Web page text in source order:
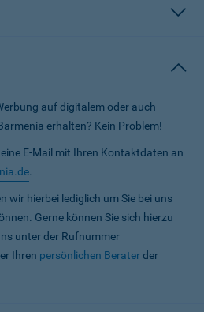
auf digitalem oder auch
erhalten? Kein Problem!
E-Mail mit Ihren Kontaktdaten an
.
wir hierbei lediglich um Sie bei uns
Gerne können Sie sich hierzu
unter der Rufnummer
Ihren persönlichen Beraterder